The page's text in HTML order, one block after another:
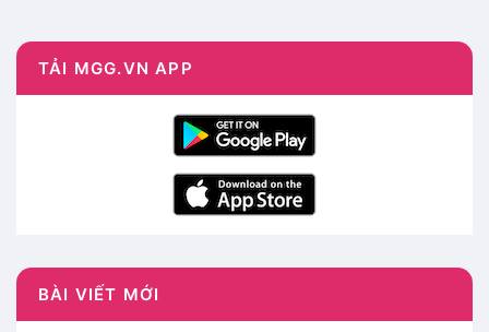
TẢI MGG.VN APP
BÀI VIẾT MỚI